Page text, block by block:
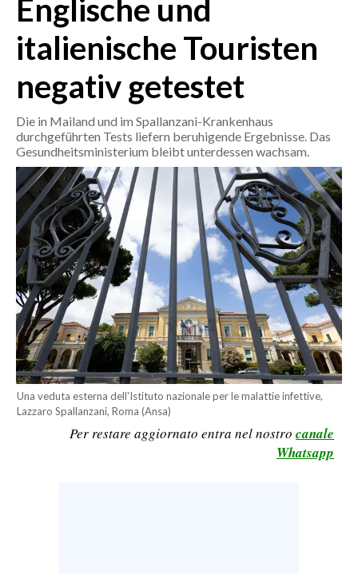
CRONACA
ITALIA
MONDO
POLITICA
SERVIZI ALLE IMPRESE
LAVORO
BANDI
SPORT IN SARDEGNA
SPORT
RISULTATI E CLASSIFICHE
CALCIO
CALCIO REGIONALE
Englische und
italienische Touristen
negativ getestet
Die in Mailand und im Spallanzani-Krankenhaus
durchgeführten Tests liefern beruhigende Ergebnisse. Das
Gesundheitsministerium bleibt unterdessen wachsam.
Una veduta esterna dell'Istituto nazionale per le malattie infettive,
Lazzaro Spallanzani, Roma (Ansa)
Per restare aggiornato entra nel nostro canale
Whatsapp